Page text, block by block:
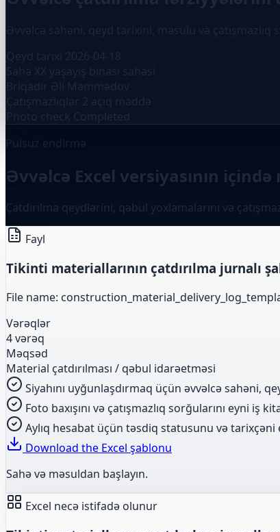
Əvvəlcə sahəni, qeyd tarixini, məsulu və çatışmazlıq
Qeyd tarixi
2026-04-18
Sahə
XX yaşayış binası sahəsi
Briqadir
Əli Məmmədov
Çatışmazlıqlar
2 açıq maddə
Photo check
Completed
Pulsuz endirmə
Əvvəlcə Excel versiyasının
Çatdırılma qeydlərini, qəbul yoxlamalarını və
Fayl
Tikinti materiallarının çatdırılma jurnalı
File name:
Vərəqlər
4 vərəq
Məqsəd
Material çatdırılması / qəbul idarəetməsi
Siyahını uyğunlaşdırmaq üçün əvvəlcə sahəni,
Foto baxışını və çatışmazlıq sorğularını eyni iş
Aylıq hesabat üçün təsdiq statusunu və tarixçəni
Download the Excel şablonu
Sahə və məsuldan başlayın.
Excel necə istifadə olunur